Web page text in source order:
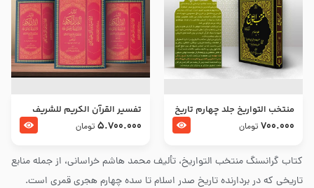
کتاب گرانسنگ منتخب التواريخ، تألیف محمد هاشم خراسانی، از جمله منابع
تاریخی که در بردارنده تاریخ صدر اسلام تا سده چهارم هجری قمری است.
منتخب التواریخ جلد چهارم تاریخ
امام زین العابدین و امام محمد
700.000 تومان
تفسير القرآن الكريم للشريف
المرتضي قدس سرّه
5.700.000 تومان